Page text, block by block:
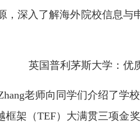
，深入了解海外院校信息
英国普利茅斯大学：优
老师向同学们介绍了学
架（TEF）大满贯三项